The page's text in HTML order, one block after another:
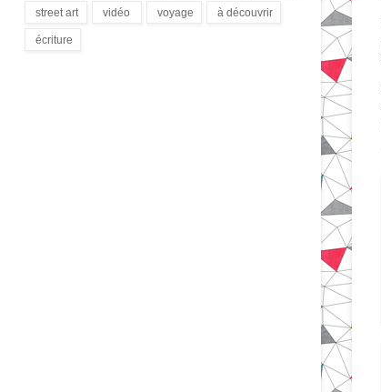
(13)
(5)
(1)
(3)
street art
(172)
vidéo
voyage
à découvrir
écriture